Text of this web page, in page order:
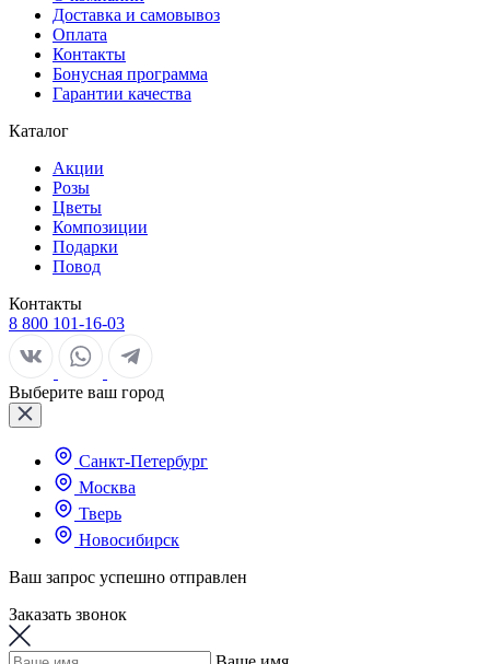
Доставка и самовывоз
Оплата
Контакты
Бонусная программа
Гарантии качества
Каталог
Акции
Розы
Цветы
Композиции
Подарки
Повод
Контакты
8 800 101-16-03
Выберите ваш город
Санкт-Петербург
Москва
Тверь
Новосибирск
Ваш запрос успешно отправлен
Заказать звонок